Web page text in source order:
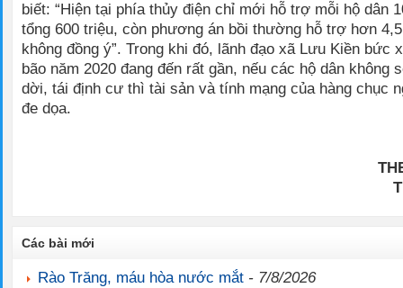
biết: “Hiện tại phía thủy điện chỉ mới hỗ trợ mỗi hộ dân
tổng 600 triệu, còn phương án bồi thường hỗ trợ hơn
không đồng ý”. Trong khi đó, lãnh đạo xã Lưu Kiền bức
bão năm 2020 đang đến rất gần, nếu các hộ dân không
dời, tái định cư thì tài sản và tính mạng của hàng chục
đe dọa.
Các bài mới
Rào Trăng, máu hòa nước mắt - 7/8/2026